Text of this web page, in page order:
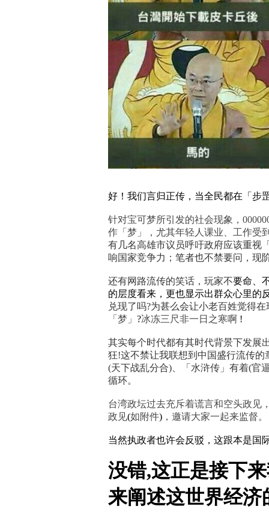
好！我们言归正传，当全民都在「步
针对宝可梦所引发的社会现象，
作「梦」，尤其年轻人课业、工作受
有几名高雄市议员呼吁政府应该重视
响国家竞争力；笔者也不禁要问，现
还有网路流传的笑话 ，玩家不要命、
的层度看来，更也显示出群众心里的
兑现了吗?为甚么会让小老百姓觉得
「梦」 ?冰冻三尺非一日之寒啊 !
其实每个时代都有其时代背景下发展
狂!这不禁让我联想到中国盛行流传的
(天下战乱分合)、「水浒传」有着(官
循环。
台湾政坛过去充斥着谎言和空头政见
政见(如附件) ，邀请大家一起来监督。
当然执政者也许会反驳，这跟本是国
没错,这正是接下
来阐述这世界经